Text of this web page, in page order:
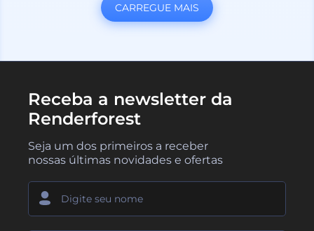
CARREGUE MAIS
Receba a newsletter da
Renderforest
Seja um dos primeiros a receber
nossas últimas novidades e ofertas